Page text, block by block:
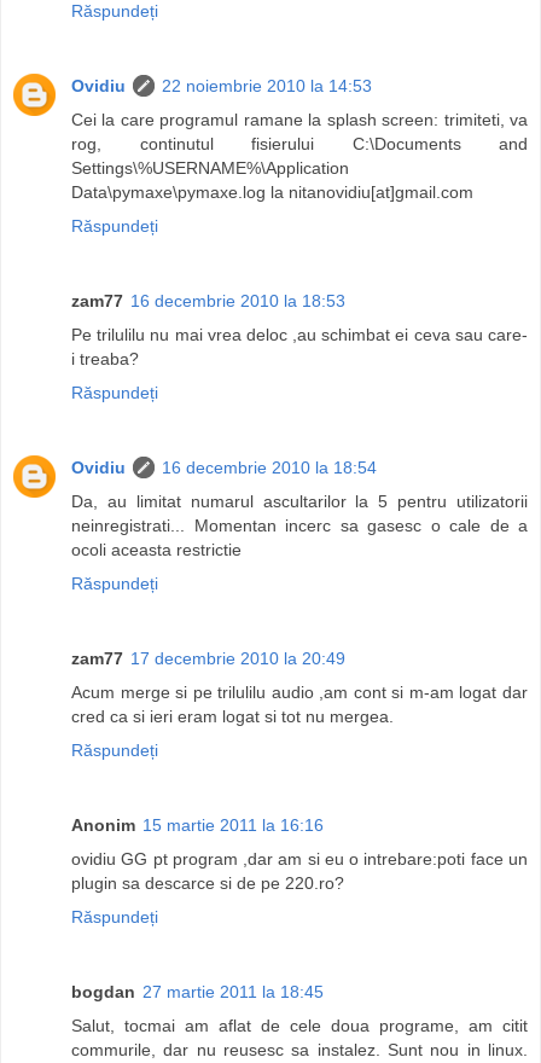
Răspundeți
Ovidiu
22 noiembrie 2010 la 14:53
Cei la care programul ramane la splash screen: trimiteti, va
rog, continutul fisierului C:\Documents and
Settings\%USERNAME%\Application
Data\pymaxe\pymaxe.log la nitanovidiu[at]gmail.com
Răspundeți
zam77 16 decembrie 2010 la 18:53
Pe trilulilu nu mai vrea deloc ,au schimbat ei ceva sau care-
i treaba?
Răspundeți
Ovidiu
16 decembrie 2010 la 18:54
Da, au limitat numarul ascultarilor la 5 pentru utilizatorii
neinregistrati... Momentan incerc sa gasesc o cale de a
ocoli aceasta restrictie
Răspundeți
zam77 17 decembrie 2010 la 20:49
Acum merge si pe trilulilu audio ,am cont si m-am logat dar
cred ca si ieri eram logat si tot nu mergea.
Răspundeți
Anonim 15 martie 2011 la 16:16
ovidiu GG pt program ,dar am si eu o intrebare:poti face un
plugin sa descarce si de pe 220.ro?
Răspundeți
bogdan 27 martie 2011 la 18:45
Salut, tocmai am aflat de cele doua programe, am citit
commurile, dar nu reusesc sa instalez. Sunt nou in linux.